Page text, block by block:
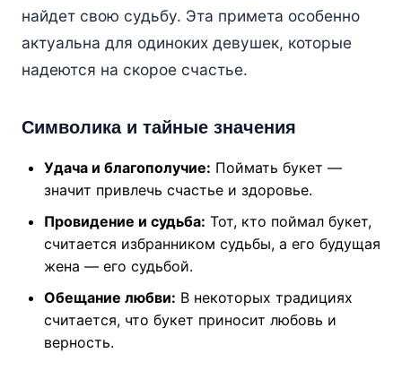
найдет свою судьбу. Эта примета особенно
актуальна для одиноких девушек, которые
надеются на скорое счастье.
Символика и тайные значения
Удача и благополучие: Поймать букет —
значит привлечь счастье и здоровье.
Провидение и судьба: Тот, кто поймал букет,
считается избранником судьбы, а его будущая
жена — его судьбой.
Обещание любви: В некоторых традициях
считается, что букет приносит любовь и
верность.